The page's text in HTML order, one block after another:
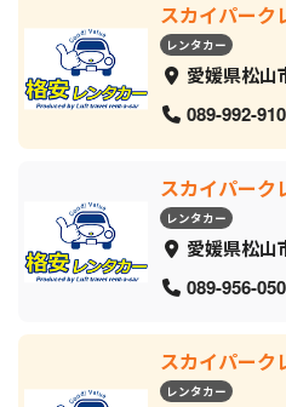
スカイパーク
レンタカー
愛媛県松山
089-992-
スカイパーク
レンタカー
愛媛県松山
089-956-
スカイパーク
レンタカー